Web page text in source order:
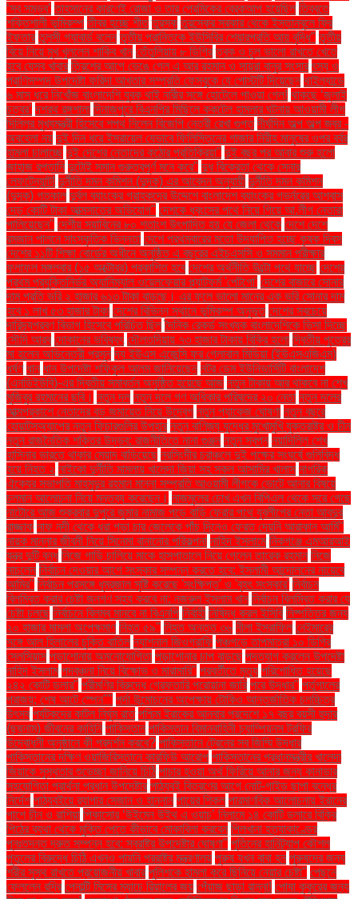
‘সব সম্ভব’ তাহসানের কারণেই রোজা ও তার প্রেমিকের ব্রেকআপ হয়েছিল তিব্বতে
শক্তিশালী ভূমিকম্প তীব্র হচ্ছে শীত তুরস্ক তুরস্কের সরকার থেকে ইস্তানবুলে ফ্রি
ইফতার তুলসী গ্যাবার্ড বলেন তৃতীয় প্রান্তিকে ইউসিবির শেয়ারপ্রতি আয় বৃদ্ধি" তৃতীয়
বিয়ে নিয়ে মুখ খুললেন শাকিব খান তেঁতুলিয়ায় ৮ ডিগ্রি ত্বক ও চুল ভালো রাখতে খেতে
হবে যেসব খাবার ত্রিশের আগে ভেঙে গেল এ আর রহমান ও সায়রা বানুর সংসার ৎস্য ও
প্রাণিসম্পদ উপদেষ্টা ফরিদা আখতার সম্প্রতি ফেসবুকে যে পোস্টটি দিয়েছেন থাইল্যান্ডে
৬ মাস ধরে নিখোঁজ বাংলাদেশি যুবক থাই নারীর সঙ্গে হোটেলে পাওয়া গেল! থাকছে ‘জুলাই
চত্বর’ দশরথ রঙ্গশালা দিনাজপুরে বিএনপির মিছিলে ককটেল হামলার ঘটনায় আওয়ামী লীগ
দিল্লির মুখ্যমন্ত্রী হিসেবে শপথ নিলেন বিজেপি নেত্রী রেখা গুপ্ত দীর্ঘদিন অল্প অল্প জ্বর -
অবহেলা নয় দুই দিন ধরে ইসরায়েল যেভাবে ফিলিস্তিনের গাজার নিরীহ মানুষের ওপর বর্বর
হামলা চালাচ্ছে দুই দেশের নেতাদের কঠোর প্রতিক্রিয়া" দুই বছর পর আবার শুরু হলো
জাহাজ রপ্তানি দুটোই সমান গুরুত্বপূর্ণ মনে করে" দুধ বিক্রেতা থেকে সেনার
লেফটেন্যান্ট! দুর্নীতি দমন কমিশন (দুদক) এর আবেদন অনুযায়ী দুর্নীতি দমন কমিশন
(দুদক) গতকাল দুর্বল ব্যাংকের গ্রাহকদের উদ্দেশে বাংলাদেশ ব্যাংকের গভর্নরের আশ্বাস
দেড় কোটি টাকা আত্মসাতের অভিযোগ" দেশকে ধ্বংসের পথে নিয়ে গিয়ে আ.লীগ নেতারা
পালিয়েছেন" দেশীয় সয়াবিনের ৮০ শতাংশ উৎপাদিত হয় যে জেলা থেকে দেশে দেশে
রমজান পালনে সাংস্কৃতিক ভিন্নতা দেশে প্রথমবারের মতো উদযাপিত হচ্ছে কৃষক দিবস
দেশের ১১টি শিক্ষা বোর্ডের অধীনে অনুষ্ঠিত এ বছরের এইচএসসি ও সমমান পরীক্ষার
ফলাফল মঙ্গলবার (১৫ অক্টোবর) প্রকাশিত হবে দেশের অর্থনীতি উল্টো পথে যাচ্ছে দেশের
প্রথম প্রযুক্তিনির্ভর অ্যানিম্যাল ওয়েলফেয়ার প্ল্যাটফর্ম 'পেটগো' দেশের বাজারে সোনার
দাম প্রতি ভরি ২ হাজার ৬১৩ টাকা বাড়ছে। এর ফলে ভালো মানের এক ভরি সোনার দাম
হবে ১ লাখ ৫৩ হাজার টাকা দেশের বিভিন্ন স্থানে ভূমিকম্প অনুভূত দেশের সবচেয়ে
দারিদ্র্যপ্রবণ বিভাগ হিসেবে পরিচিত ছিল দৈনিক রেকর্ড সংখ্যক বাংলাদেশিকে ভিসা দিচ্ছে
সৌদি আরব দোকানের ভবিষ্যৎ দৌলতদিয়ায় ৭৩ হাজার টাকায় বিক্রি হলো দ্বিতীয় পুত্রের
মা হলেন অভিনেত্রী প্রসূন দ্য ইউএস এজেন্সি ফর গ্লোবাল মিডিয়া (ইউএসএজিএম)
ধর্ষণ ধান ধান উপদেষ্টা শফিকুল আলম জানিয়েছেন নটর ডেম ইউনিভার্সিটি বাংলাদেশ
(এনডিইউবি)-এর দ্বিতীয় সমাবর্তন অনুষ্ঠিত হয়েছে আজ নতুন টাকায় আর থাকবে না শেখ
মুজিবুর রহমানের ছবি। নতুন দল নতুন দলে গণ অধিকার পরিষদের ২০ নেতা নতুন দলের
আত্মপ্রকাশে নেতাদের বড় জমায়েত নিয়ে উদ্বেগ নতুন প্যাকেজ ঘোষণা নতুন বছরে
হোয়াটসঅ্যাপের নতুন ফিচারগুলির উপহার নতুন বাণিজ্য যুদ্ধের মুখোমুখি যুক্তরাষ্ট্র ও চীন
নতুন রাজনৈতিক শক্তির উদ্ভব: রাজনীতিতে নানা গুঞ্জন নতুন স্বপ্ন নয়াদিল্লি শেখ
হাসিনার ভারতে থাকার মেয়াদ বাড়িয়েছে নরসিংদীর চরাঞ্চলে দুই পক্ষের সংঘর্ষে গুলিবিদ্ধ
হয়ে নিহত ২ নাইকো দুর্নীতি মামলায় খালেদা জিয়া সহ সকল আসামির খালাস নাগরিক
ঐক্যের সভাপতি মাহমুদুর রহমান মান্না সম্প্রতি আওয়ামী লীগকে ভোটে আনার বিষয়ে
চলমান আলোচনা নিয়ে মন্তব্য করেছেন। নাজমুলের চোখ এখন বিপিএল থেকে সরে গেছে
নাটোরে আজ শুক্রবার দুপুরে জুমার নামাজ পড়ে বাড়ি ফেরার পথে যুবলীগের নেতা আবদুর
রাজ্জাক নাফ নদী থেকে ধরা পড়া চার জেলেকে পাঁচ দিনেও ফেরত দেয়নি আরাকান আর্মি"
নায়ক মান্নার জীবনী নিয়ে সিনেমা বানানোর পরিকল্পনা নাহিদ ইসলামে নিকগঞ্জে এমআরআই
যন্ত্র দুটি বন্ধ নিজে গাড়ি চালিয়ে মাকে হাসপাতালে নিয়ে গেলেন তারেক রহমান নিজে
নাচলেন নির্বাচন দেওয়ার আগে সংস্কার সম্পন্ন করতে হবে: ইসলামী আন্দোলনের নায়েবে
আমির" নির্বাচন প্রসঙ্গে ধূম্রজাল সৃষ্টি করেছে 'সংক্ষিপ্ত' ও 'বৃহৎ সংস্কার' নির্বাচন
বিলম্বিত করার চেষ্টা জনগণ সহ্য করবে না: নজরুল ইসলাম খান নির্বাচন বিলম্বিত করার যে
চেষ্টা চলছে নির্বাচনে বিলম্ব মানবে না বিএনপি নির্বাহী নিষিদ্ধ করল ইসিবি নিষ্পত্তির জন্য
২০ হাজার মামলা অপেক্ষমাণ নিহত ৫৯" নিহত অন্তত ৩৬ নীলা ইসরাফিল নেইমারের
সঙ্গে আল হিলালের চুক্তি বাতিল ন্যাশনাল জিওগ্রাফি পঞ্চগড়ে তাপমাত্রা ১০ ডিগ্রি
সেলসিয়াস পড়াশোনায় অমনোযোগিতা পড়াশোনার চাপ বাড়ছে পদত্যাগ করলেন উপদেষ্টা
নাহিদ ইসলাম পদবঞ্চনা নিয়ে বিক্ষোভ ও মারামারি" পরবর্তীতে মৃত্যু পরিশোধিত হয়েছে
২৪২ কোটি ডলার" পরীমণির বিরুদ্ধে গ্রেফতারি পরোয়ানা জারি পরে উদ্ধার" পর্তুগালের
পরাজয়; শেষ আটে স্পেন"" পর্দা উন্মোচনের অপেক্ষায় টোকিও আন্তর্জাতিক চলচ্চিত্র
উৎসব পর্যটকদের কাটল নির্ঘুম রাত পশ্চিম ইরাকের আনবার প্রদেশে ১৭ বছর বয়সী হুদার
(ছদ্মনাম) জীবনের কাহিনি পাকিস্তান পাকিস্তান বিমানবাহিনী চ্যাম্পিয়নস ট্রফির
উদ্বোধনী অনুষ্ঠানে কী প্রদর্শন করবে? পাকিস্তানে ট্রেনের সব জিম্মি উদ্ধার
পাকিস্তানের দক্ষিণ ওয়াজিরিস্তানে কারফিউ আরোপ পাকিস্তানের প্রধানমন্ত্রীর খালেদা
জিয়াকে সুস্থতার শুভেচ্ছা জানিয়ে চিঠি পাচার হওয়া অর্থ ফিরিয়ে আনার জন্য কানাডার
সহযোগিতা প্রার্থনা প্রধান উপদেষ্টার পাঠ্যবই বিতরণের আগে নোট-গাইড ছাপা বন্ধের
নির্দেশ পাঠ্যবইয়ে র‍্যাপার সেজান ও হান্নান পায়ের শিকল পারমাণবিক আলোচনায় ইরানের
পাশে চীন ও রাশিয়া পিকাসোর ‘উইমেন উইথ এ ওয়াচ’ নিলামে ১৪ কোটি ডলারে বিক্রি
পিঠের ব্যথা থেকে মুক্তি পেতে কীভাবে মোকাবিলা করবেন পিলখানা হত্যাকাণ্ডের
পুনঃতদন্ত দ্রুত সম্পন্ন হবে: স্বরাষ্ট্র উপদেষ্টার ঘোষণা" পুতিনের হানিট্র্যাপ কৌশল
পুতুলের বিরুদ্ধে চিঠি এখনও পায়নি পররাষ্ট্র মন্ত্রণালয় পুরুষ যখন বাবা হন পুরুষদের জন্য
শরীর সুস্থ রাখতে প্রয়োজনীয় খাবার পুলিশকে হামলা করে ছিনিয়ে নেয়ার চেষ্টা" পেছনে
ফেললেন রদ্রি পেনাল্টি মিসের ম্যাচে রিয়ালের জয় পেঁয়াজ ছাড়া রান্না! পোষা কুকুরের জন্য